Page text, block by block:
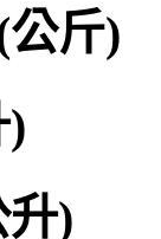
公斤)
)